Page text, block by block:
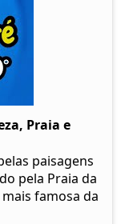
Praia e
paisagens
pela Praia da
famosa da